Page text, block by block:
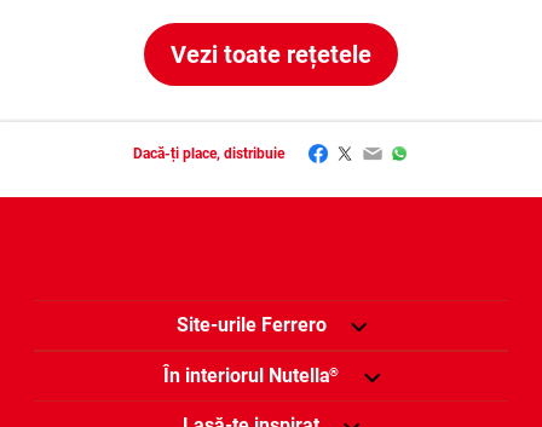
Vezi toate rețetele
Dacă-ți place, distribuie Facebook
Twitter
EmailWhatsApp
Site-urile Ferrero
În interiorul Nutella®